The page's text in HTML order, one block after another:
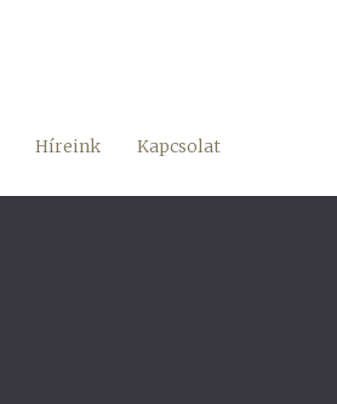
Híreink Kapcsolat